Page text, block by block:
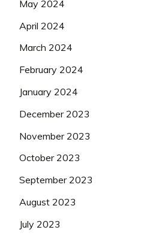
May 2024
April 2024
March 2024
February 2024
January 2024
December 2023
November 2023
October 2023
September 2023
August 2023
July 2023